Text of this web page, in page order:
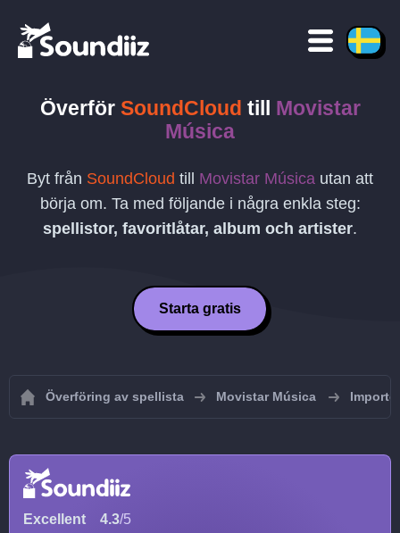
Överför SoundCloud till Movistar
Música
Byt från SoundCloud till Movistar Música utan att
börja om. Ta med följande i några enkla steg:
spellistor, favoritlåtar, album och artister.
Starta gratis
Överföring av spellista Movistar Música
Excellent 4.3/5